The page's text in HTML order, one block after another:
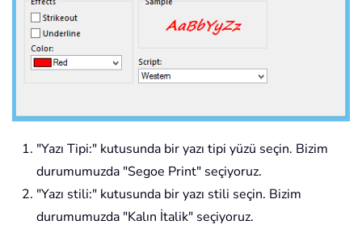
"Yazı Tipi:" kutusunda bir yazı tipi yüzü seçin. Bizim
durumumuzda "Segoe Print" seçiyoruz.
"Yazı stili:" kutusunda bir yazı stili seçin. Bizim
durumumuzda "Kalın İtalik" seçiyoruz.